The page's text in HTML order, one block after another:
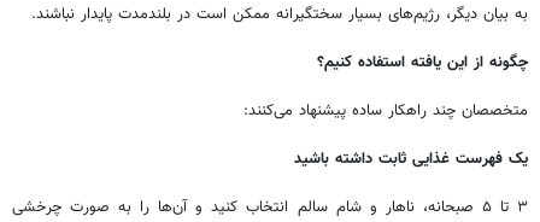
به بیان دیگر، رژیم‌های بسیار سختگیرانه ممکن است در بلندمدت پایدار نباشند.
چگونه از این یافته استفاده کنیم؟
متخصصان چند راهکار ساده پیشنهاد می‌کنند:
یک فهرست غذایی ثابت داشته باشید
۳ تا ۵ صبحانه، ناهار و شام سالم انتخاب کنید و آن‌ها را به صورت چرخشی